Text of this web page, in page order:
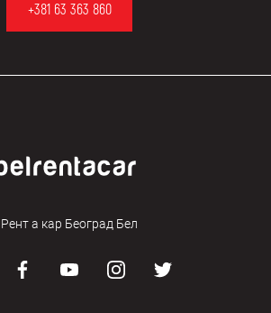
+381 63 363 860
Рент а кар Београд Бел